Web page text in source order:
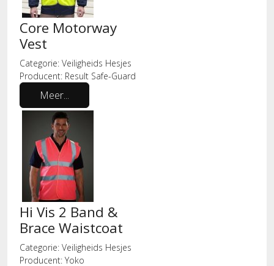
Core Motorway
Vest
Categorie: Veiligheids Hesjes
Producent: Result Safe-Guard
Meer...
Hi Vis 2 Band &
Brace Waistcoat
Categorie: Veiligheids Hesjes
Producent: Yoko